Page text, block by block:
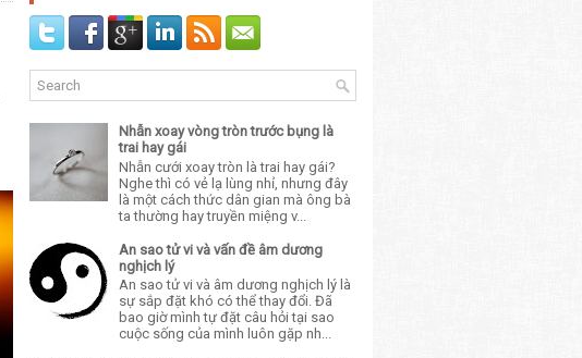
Nhẫn xoay vòng tròn trước bụng là
trai hay gái
Nhẫn cưới xoay tròn là trai hay gái?
Nghe thì có vẻ lạ lùng nhỉ, nhưng đây
là một cách thức dân gian mà ông bà
ta thường hay truyền miệng v...
An sao tử vi và vấn đề âm dương
nghịch lý
An sao tử vi và âm dương nghịch lý là
sự sắp đặt khó có thể thay đổi. Đã
bao giờ mình tự đặt câu hỏi tại sao
cuộc sống của mình luôn gặp nh...